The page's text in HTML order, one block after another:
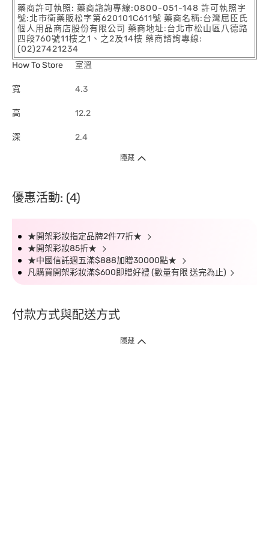
藥商許可執照: 藥商諮詢專線:0800-051-148 許可執照字
號:北市衛藥販松字第620101C611號 藥商名稱:台灣屈臣氏
個人用品商店股份有限公司 藥商地址:台北市松山區八德路
四段760號11樓之1、之2及14樓 藥商諮詢專線:
(02)27421234
How To Store
室溫
寬 4.3
高 12.2
深 2.4
隱藏
優惠活動: (4)
★開架彩妝指定品牌2件77折★
★開架彩妝85折★
★中國信託週五滿$888加贈30000點★
凡購買開架彩妝滿$600即贈好禮 (數量有限 送完為止)
付款方式與配送方式
隱藏